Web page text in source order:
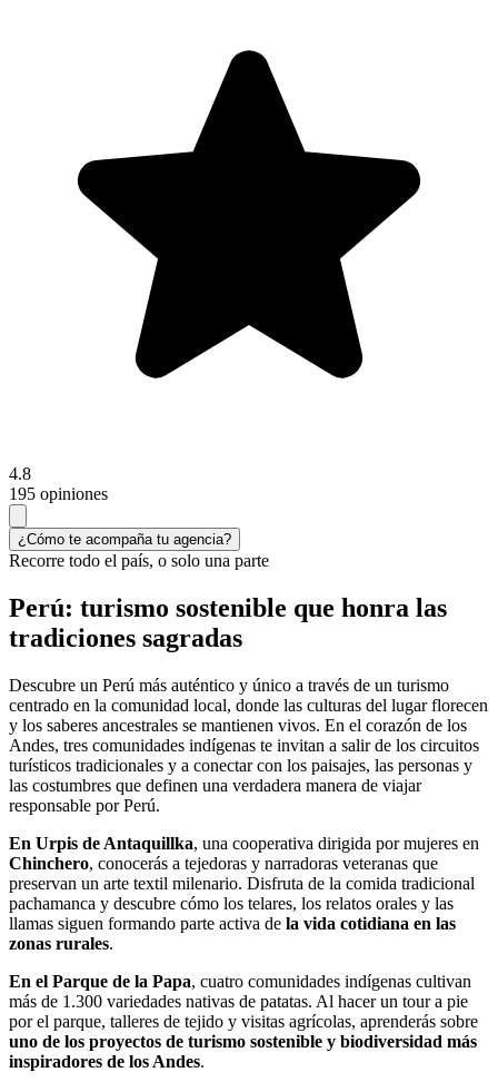
4.8
195 opiniones
¿Cómo te acompaña tu agencia?
Recorre todo el país, o solo una parte
Perú: turismo sostenible que honra las
tradiciones sagradas
Descubre un Perú más auténtico y único a través de un turismo
centrado en la comunidad local, donde las culturas del lugar florecen
y los saberes ancestrales se mantienen vivos. En el corazón de los
Andes, tres comunidades indígenas te invitan a salir de los circuitos
turísticos tradicionales y a conectar con los paisajes, las personas y
las costumbres que definen una verdadera manera de viajar
responsable por Perú.
En Urpis de Antaquillka, una cooperativa dirigida por mujeres en
Chinchero, conocerás a tejedoras y narradoras veteranas que
preservan un arte textil milenario. Disfruta de la comida tradicional
pachamanca y descubre cómo los telares, los relatos orales y las
llamas siguen formando parte activa de la vida cotidiana en las
zonas rurales.
En el Parque de la Papa, cuatro comunidades indígenas cultivan
más de 1.300 variedades nativas de patatas. Al hacer un tour a pie
por el parque, talleres de tejido y visitas agrícolas, aprenderás sobre
uno de los proyectos de turismo sostenible y biodiversidad más
inspiradores de los Andes.